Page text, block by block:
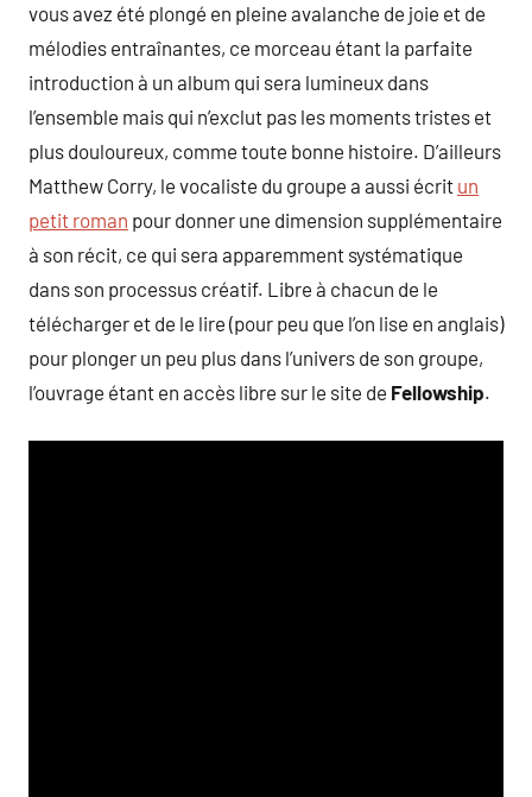
vous avez été plongé en pleine avalanche de joie et de
mélodies entraînantes, ce morceau étant la parfaite
introduction à un album qui sera lumineux dans
l’ensemble mais qui n’exclut pas les moments tristes et
plus douloureux, comme toute bonne histoire. D’ailleurs
Matthew Corry, le vocaliste du groupe a aussi écrit un
petit roman pour donner une dimension supplémentaire
à son récit, ce qui sera apparemment systématique
dans son processus créatif. Libre à chacun de le
télécharger et de le lire (pour peu que l’on lise en anglais)
pour plonger un peu plus dans l’univers de son groupe,
l’ouvrage étant en accès libre sur le site de Fellowship.